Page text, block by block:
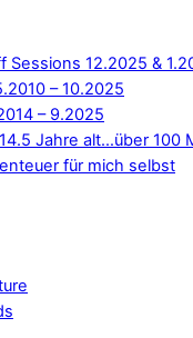
Sessions 12.2025 &
– 10.2025
– 9.2025
Jahre alt…über 100
für mich selbst